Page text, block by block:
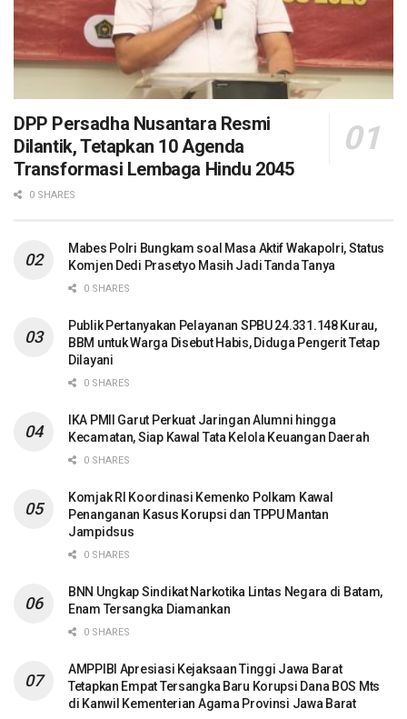
DPP Persadha Nusantara Resmi
Dilantik, Tetapkan 10 Agenda
Transformasi Lembaga Hindu 2045
0 SHARES
Mabes Polri Bungkam soal Masa Aktif Wakapolri, Status
Komjen Dedi Prasetyo Masih Jadi Tanda Tanya
0 SHARES
Publik Pertanyakan Pelayanan SPBU 24.331.148 Kurau,
BBM untuk Warga Disebut Habis, Diduga Pengerit Tetap
Dilayani
0 SHARES
IKA PMII Garut Perkuat Jaringan Alumni hingga
Kecamatan, Siap Kawal Tata Kelola Keuangan Daerah
0 SHARES
Komjak RI Koordinasi Kemenko Polkam Kawal
Penanganan Kasus Korupsi dan TPPU Mantan
Jampidsus
0 SHARES
BNN Ungkap Sindikat Narkotika Lintas Negara di Batam,
Enam Tersangka Diamankan
0 SHARES
AMPPIBI Apresiasi Kejaksaan Tinggi Jawa Barat
Tetapkan Empat Tersangka Baru Korupsi Dana BOS Mts
di Kanwil Kementerian Agama Provinsi Jawa Barat